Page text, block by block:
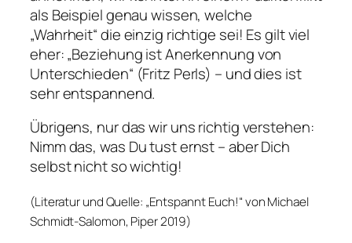
als Beispiel genau wissen, welche
„Wahrheit“ die einzig richtige sei! Es gilt viel
eher: „Beziehung ist Anerkennung von
Unterschieden“ (Fritz Perls) – und dies ist
sehr entspannend.
Übrigens, nur das wir uns richtig verstehen:
Nimm das, was Du tust ernst – aber Dich
selbst nicht so wichtig!
(Literatur und Quelle: „Entspannt Euch!“ von Michael
Schmidt-Salomon, Piper 2019)